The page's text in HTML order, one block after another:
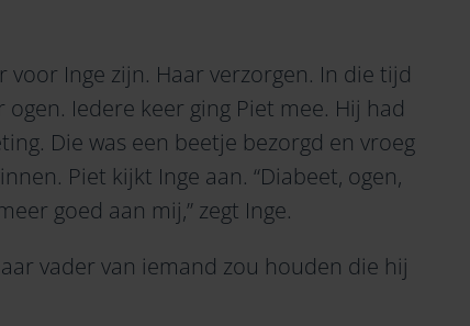
Inge zijn. Haar verzorgen. In die tijd
Iedere keer ging Piet mee. Hij had
Die was een beetje bezorgd en vroeg
Piet kijkt Inge aan. “Diabeet, ogen,
goed aan mij,” zegt Inge.
vader van iemand zou houden die hij